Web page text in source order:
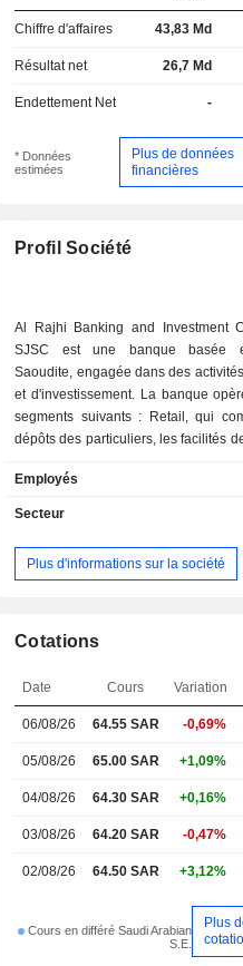
Chiffre d'affaires 43,83 Md
Résultat net 26,7 Md
Endettement Net -
* Données
estimées
Plus de données
financières
Profil Société
Al Rajhi Banking and Investment
SJSC est une banque basée
Saoudite, engagée dans des
et d'investissement. La banque
segments suivants : Retail, qui
dépôts des particuliers, les facilités
(découverts), les commissions sur
bancaires et les envois de fonds ;
(VIP), les dépôts des entreprises
facilités de crédit et les comptes
l'Agence monétaire saoudienne
services d'investissement et de
comprennent les
particuliers et des entreprises dans
et les portefeuilles d'investissement.
Employés
Secteur
Plus d'informations sur la société
Cotations
Date Cours Variation
06/08/26 64.55 SAR -0,69%
05/08/26 65.00 SAR +1,09%
04/08/26 64.30 SAR +0,16%
03/08/26 64.20 SAR -0,47%
02/08/26 64.50 SAR +3,12%
Cours en différé Saudi Arabian
S.E.
Plus